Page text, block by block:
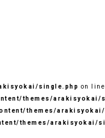
single.php on line
themes/arakisyokai/
themes/
themes/arakisyokai/